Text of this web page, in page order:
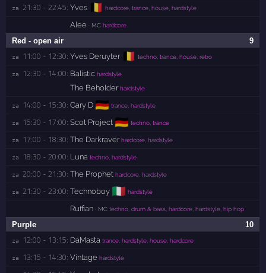
za 21:30 - 22:45: Yves 🇧🇪 hardcore, trance, house, hardstyle
Alee · MC hardcore
9
Red - open air
za 11:00 - 12:30: Yves Deruyter 🇧🇪 techno, trance, house, retro
za 12:30 - 14:00: Balistic hardstyle
The Beholder hardstyle
za 14:00 - 15:30: Gary D 🇩🇪 trance, hardstyle
za 15:30 - 17:00: Scot Project 🇩🇪 techno, trance
za 17:00 - 18:30: The Darkraver hardcore, hardstyle
za 18:30 - 20:00: Luna techno, hardstyle
za 20:00 - 21:30: The Prophet hardcore, hardstyle
za 21:30 - 23:00: Technoboy 🇮🇹 hardstyle
Ruffian · MC techno, drum & bass, hardcore, hardstyle, hip hop
10
Purple
za 12:00 - 13:15: DaMasta trance, hardstyle, house, hardcore
za 13:15 - 14:30: Vintage hardstyle